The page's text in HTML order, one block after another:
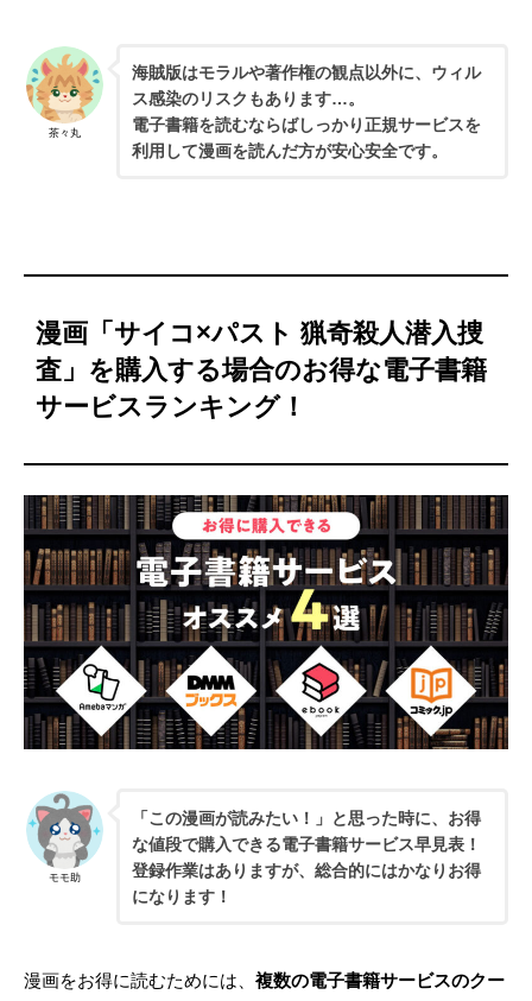
茶々丸
海賊版はモラルや著作権の観点以外に、ウィル
ス感染のリスクもあります…。
電子書籍を読むならばしっかり正規サービスを
利用して漫画を読んだ方が安心安全です。
漫画「サイコ×パスト 猟奇殺人潜入捜
査」を購入する場合のお得な電子書籍
サービスランキング！
モモ助
「この漫画が読みたい！」と思った時に、お得
な値段で購入できる電子書籍サービス早見表！
登録作業はありますが、総合的にはかなりお得
になります！
漫画をお得に読むためには、 複数の電子書籍サービスのクー